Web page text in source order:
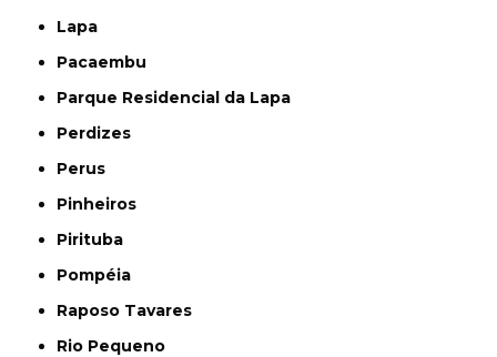
Lapa
Pacaembu
Parque Residencial da Lapa
Perdizes
Perus
Pinheiros
Pirituba
Pompéia
Raposo Tavares
Rio Pequeno